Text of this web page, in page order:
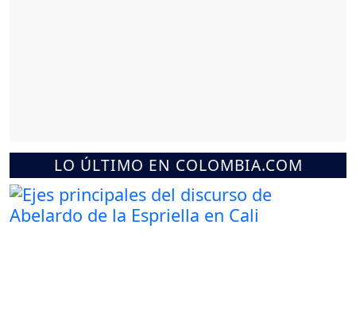
LO ÚLTIMO EN COLOMBIA.COM